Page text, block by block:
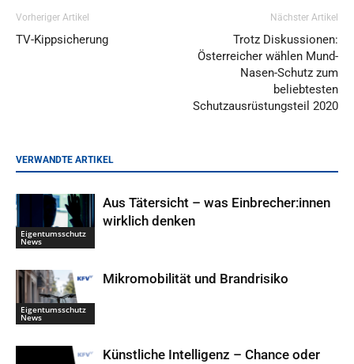
Vorheriger Artikel
TV-Kippsicherung
Nächster Artikel
Trotz Diskussionen:
Österreicher wählen Mund-
Nasen-Schutz zum
beliebtesten
Schutzausrüstungsteil 2020
VERWANDTE ARTIKEL
Eigentumsschutz
News
Aus Tätersicht – was Einbrecher:innen
wirklich denken
Eigentumsschutz
News
Mikromobilität und Brandrisiko
Künstliche Intelligenz – Chance oder